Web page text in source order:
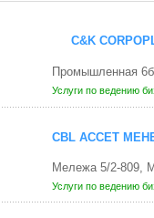
C&K
Промышленная
Услуги по ведению
CBL АССЕТ
Мележа 5/2-809,
Услуги по ведению